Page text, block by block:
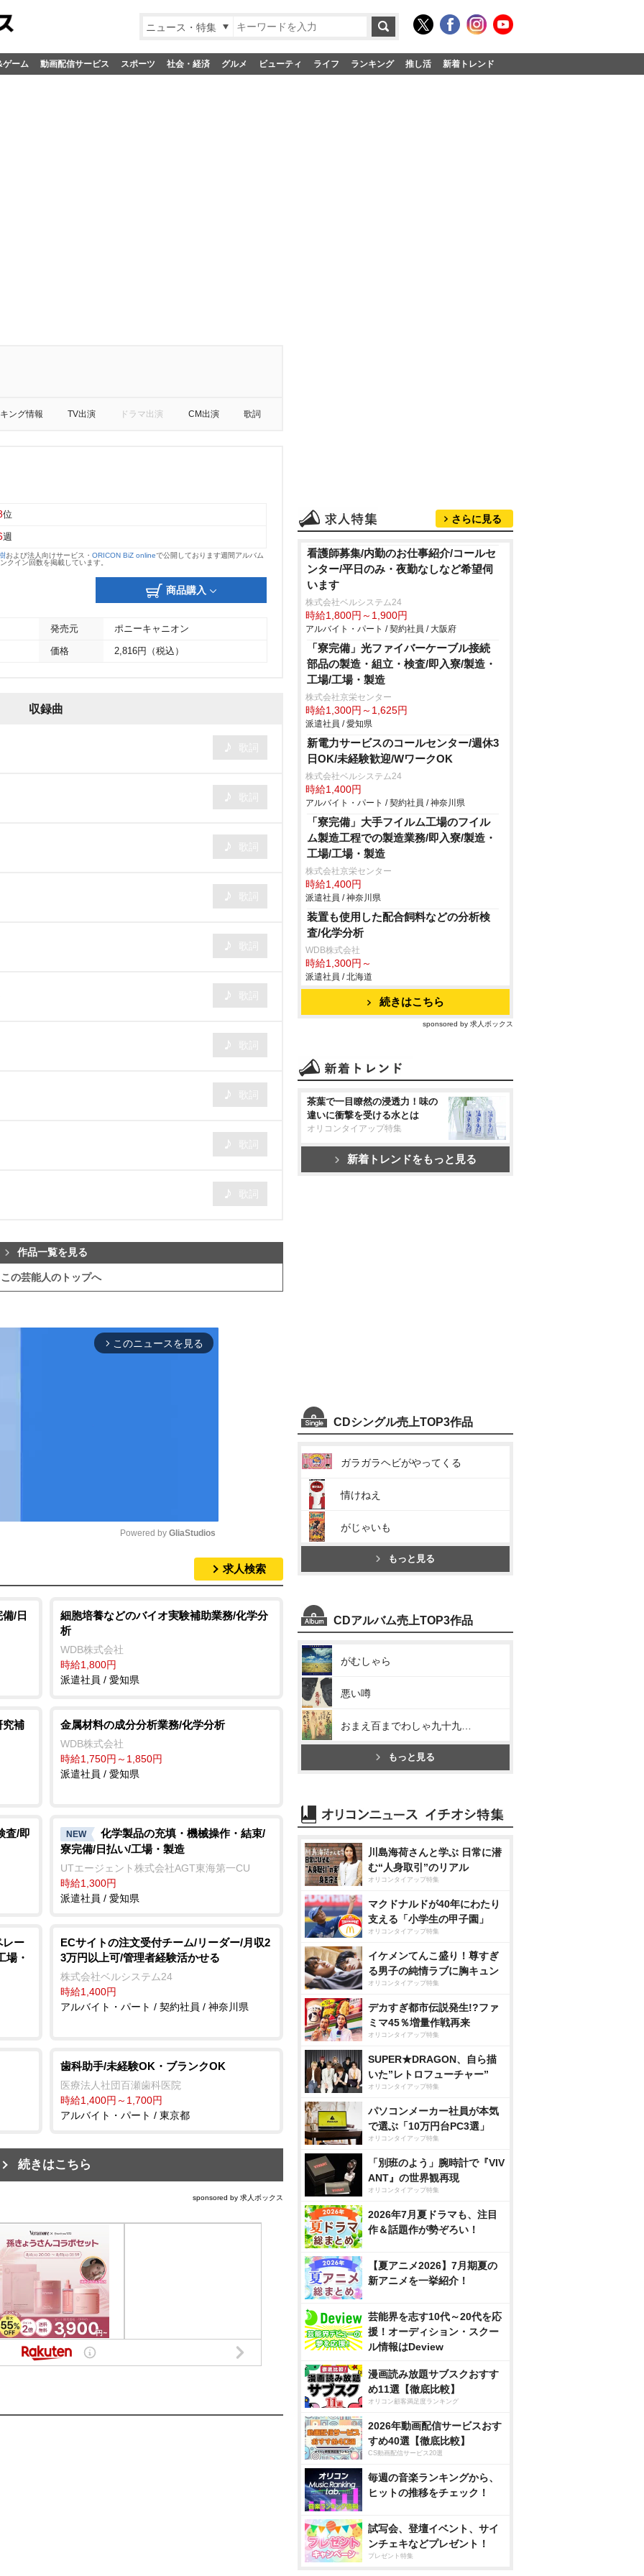
ニュース・特集
ゲーム 動画配信サービス スポーツ 社会・経済 グルメ ビューティ ライフ ランキング 推し活 新着トレンド
ング情報 TV出演 ドラマ出演 CM出演 歌詞
位
週
および法人向けサービス・ ORICON BiZ onlineで公開しております週間アルバム
クイン回数を掲載しています。
商品購入
発売元 ポニーキャニオン
価格 2,816円（税込）
収録曲
作品一覧を見る
この芸能人のトップへ
arrow_forward_ios このニュースを見る
t
Powered by GliaStudios
求人検索
/日
細胞培養などのバイオ実験補助業務/化学分
析
WDB株式会社
時給1,800円
派遣社員 / 愛知県
究補 金属材料の成分分析業務/化学分析
WDB株式会社
時給1,750円～1,850円
派遣社員 / 愛知県
査/即 NEW
化学製品の充填・機械操作・結束/
寮完備/日払い/工場・製造
UTエージェント株式会社AGT東海第一CU
時給1,300円
派遣社員 / 愛知県
レー
場・
ECサイトの注文受付チーム/リーダー/月収2
3万円以上可/管理者経験活かせる
株式会社ベルシステム24
時給1,400円
アルバイト・パート / 契約社員 / 神奈川県
歯科助手/未経験OK・ブランクOK
医療法人社団百瀬歯科医院
時給1,400円～1,700円
アルバイト・パート / 東京都
続きはこちら
sponsored by 求人ボックス
さらに見る
看護師募集/内勤のお仕事紹介/コールセ
ンター/平日のみ・夜勤なしなど希望伺
います
株式会社ベルシステム24
時給1,800円～1,900円
アルバイト・パート / 契約社員 / 大阪府
「寮完備」光ファイバーケーブル接続
部品の製造・組立・検査/即入寮/製造・
工場/工場・製造
株式会社京栄センター
時給1,300円～1,625円
派遣社員 / 愛知県
新電力サービスのコールセンター/週休3
日OK/未経験歓迎/WワークOK
株式会社ベルシステム24
時給1,400円
アルバイト・パート / 契約社員 / 神奈川県
「寮完備」大手フイルム工場のフイル
ム製造工程での製造業務/即入寮/製造・
工場/工場・製造
株式会社京栄センター
時給1,400円
派遣社員 / 神奈川県
装置も使用した配合飼料などの分析検
査/化学分析
WDB株式会社
時給1,300円～
派遣社員 / 北海道
続きはこちら
sponsored by 求人ボックス
茶葉で一目瞭然の浸透力！味の
違いに衝撃を受ける水とは
オリコンタイアップ特集
新着トレンドをもっと見る
CDシングル売上TOP3作品
ガラガラヘビがやってくる
情けねえ
がじゃいも
もっと見る
CDアルバム売上TOP3作品
がむしゃら
悪い噂
もっと見る
川島海荷さんと学ぶ 日常に潜
む“人身取引”のリアル
オリコンタイアップ特集
マクドナルドが40年にわたり
支える「小学生の甲子園」
オリコンタイアップ特集
イケメンてんこ盛り！尊すぎ
る男子の純情ラブに胸キュン
オリコンタイアップ特集
デカすぎ都市伝説発生!?ファ
ミマ45％増量作戦再来
オリコンタイアップ特集
SUPER★DRAGON、自ら描
いた”レトロフューチャー”
オリコンタイアップ特集
パソコンメーカー社員が本気
で選ぶ「10万円台PC3選」
オリコンタイアップ特集
「別班のよう」腕時計で『VIV
ANT』の世界観再現
オリコンタイアップ特集
2026年7月夏ドラマも、注目
作＆話題作が勢ぞろい！
【夏アニメ2026】7月期夏の
新アニメを一挙紹介！
芸能界を志す10代～20代を応
援！オーディション・スクー
ル情報はDeview
漫画読み放題サブスクおすす
め11選【徹底比較】
オリコン顧客満足度ランキング
2026年動画配信サービスおす
すめ40選【徹底比較】
CS動画配信サービス20選
毎週の音楽ランキングから、
ヒットの推移をチェック！
試写会、登壇イベント、サイ
ンチェキなどプレゼント！
プレゼント特集